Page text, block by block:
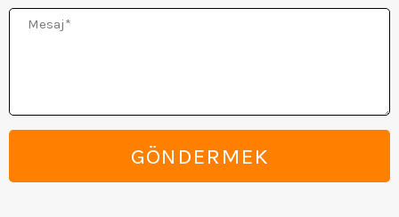
Mesaj
GÖNDERMEK